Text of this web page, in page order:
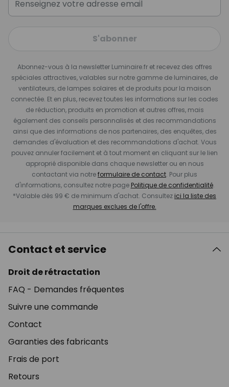
S'abonner
Abonnez-vous à la newsletter Luminaire.fr et recevez des offres
spéciales attractives, valables sur notre gamme de luminaires, de
ventilateurs, de lampes solaires et de produits pour la maison
connectée. Et en plus, recevez toutes les informations sur les codes
de réduction, produits en promotion et autres offres, mais
également des conseils personnalisés et des recommandations
ainsi que des informations de nos partenaires, des enquêtes, des
demandes d'évaluation et des recommandations d'achat. Vous
pouvez annuler facilement et à tout moment en cliquant sur le lien
approprié disponible dans chaque newsletter ou en nous
contactant via notreformulaire de contact. Pour plus
d'informations, consultez notre page Politique de confidentialité.
*Valable dès 99 € de minimum d'achat. Consultez ici la liste des
marques exclues de l'offre.
Contact et service
Droit de rétractation
FAQ - Demandes fréquentes
Suivre une commande
Contact
Garanties des fabricants
Frais de port
Retours